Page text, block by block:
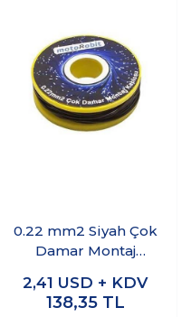
0.22 mm2 Siyah Çok
Damar Montaj
2,41 USD + KDV
138,35 TL